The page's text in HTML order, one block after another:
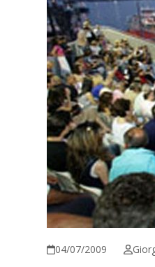
04/07/2009